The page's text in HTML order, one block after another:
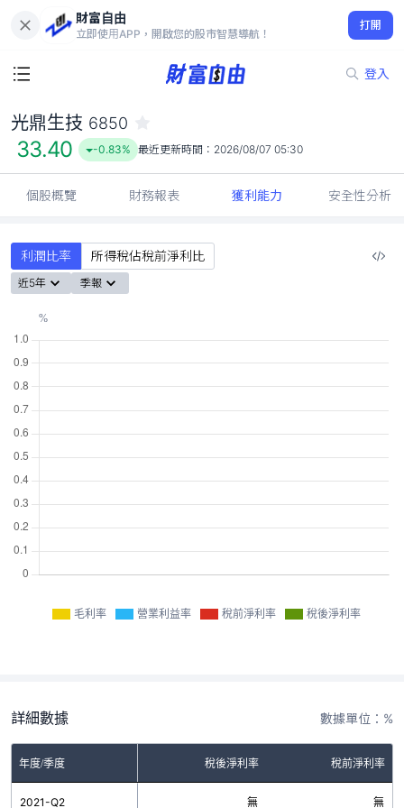
財富自由
立即使用APP，開啟您的股市智慧導航！
打開
登入
33.40
-0.83%
光鼎生技 6850
33.40 -0.83% 最近更新時間： 2026/08/07 05:30
個股概覽 財務報表 獲利能力 安全性分析
利潤比率 所得稅佔稅前淨利比
近5年 季報
毛利率 營業利益率 稅前淨利率 稅後淨利率
詳細數據 數據單位：%
年度/季度 稅後淨利率 稅前淨利率
2021-Q2 無 無